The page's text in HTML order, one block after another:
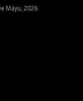
Mayu, 2026